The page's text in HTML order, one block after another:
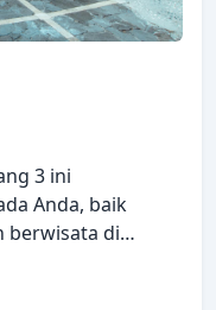
3 ini
Anda, baik
berwisata di
yang lengkap,
menginap di